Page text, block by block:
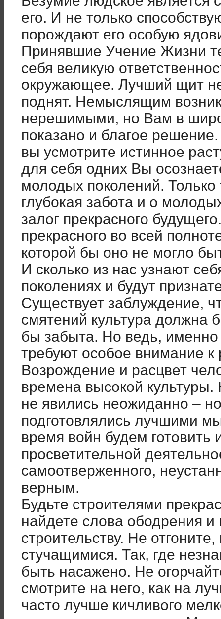
его. И не только
порождают его особую
Принявшие Учение Жизни
себя великую
окружающее. Лучший щит
поднят. Немыслящим
нерешимыми, но Вам в
показано и благое
вы усмотрите истинное
для себя одних Вы
молодых поколений. Только
глубокая забота и о
залог прекрасного
прекрасного во всей
которой бы оно не могло
И сколько из нас узнают
поколениях и будут
Существует заблуждение,
смятений культура должна
бы забыта. Но ведь,
требуют особое внимание к
Возрождение и расцвет
времена высокой культуры.
не явились неожиданно –
подготовлялись лучшими
время войн будем готовить
просветительной
самоотверженного,
верным.
Будьте строителями
найдете слова ободрения
строительству. Не
стучащимися. Так, где
быть насажено. Не
смотрите на него, как на
часто лучше кичливого